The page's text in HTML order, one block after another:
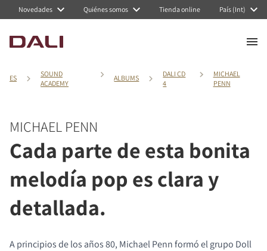
Novedades Quiénes somos Tienda online País (Int)
ES
SOUND
ACADEMY
ALBUMS
DALI CD
4
MICHAEL
PENN
MICHAEL PENN
Cada parte de esta bonita
melodía pop es clara y
detallada.
A principios de los años 80, Michael Penn formó el grupo Doll